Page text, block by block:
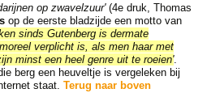
op zwavelzuur'(4e druk, Thomas
op de eerste bladzijde een motto van
sinds Gutenberg is dermate
verplicht is, als men haar met
minst een heel genre uit te roeien'.
berg een heuveltje is vergeleken bij
staat. Terug naar boven